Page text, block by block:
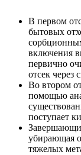
В первом
бытовых
включения
первично
отсек через
Во втором
помощью
поступает
убирающая
тяжелых